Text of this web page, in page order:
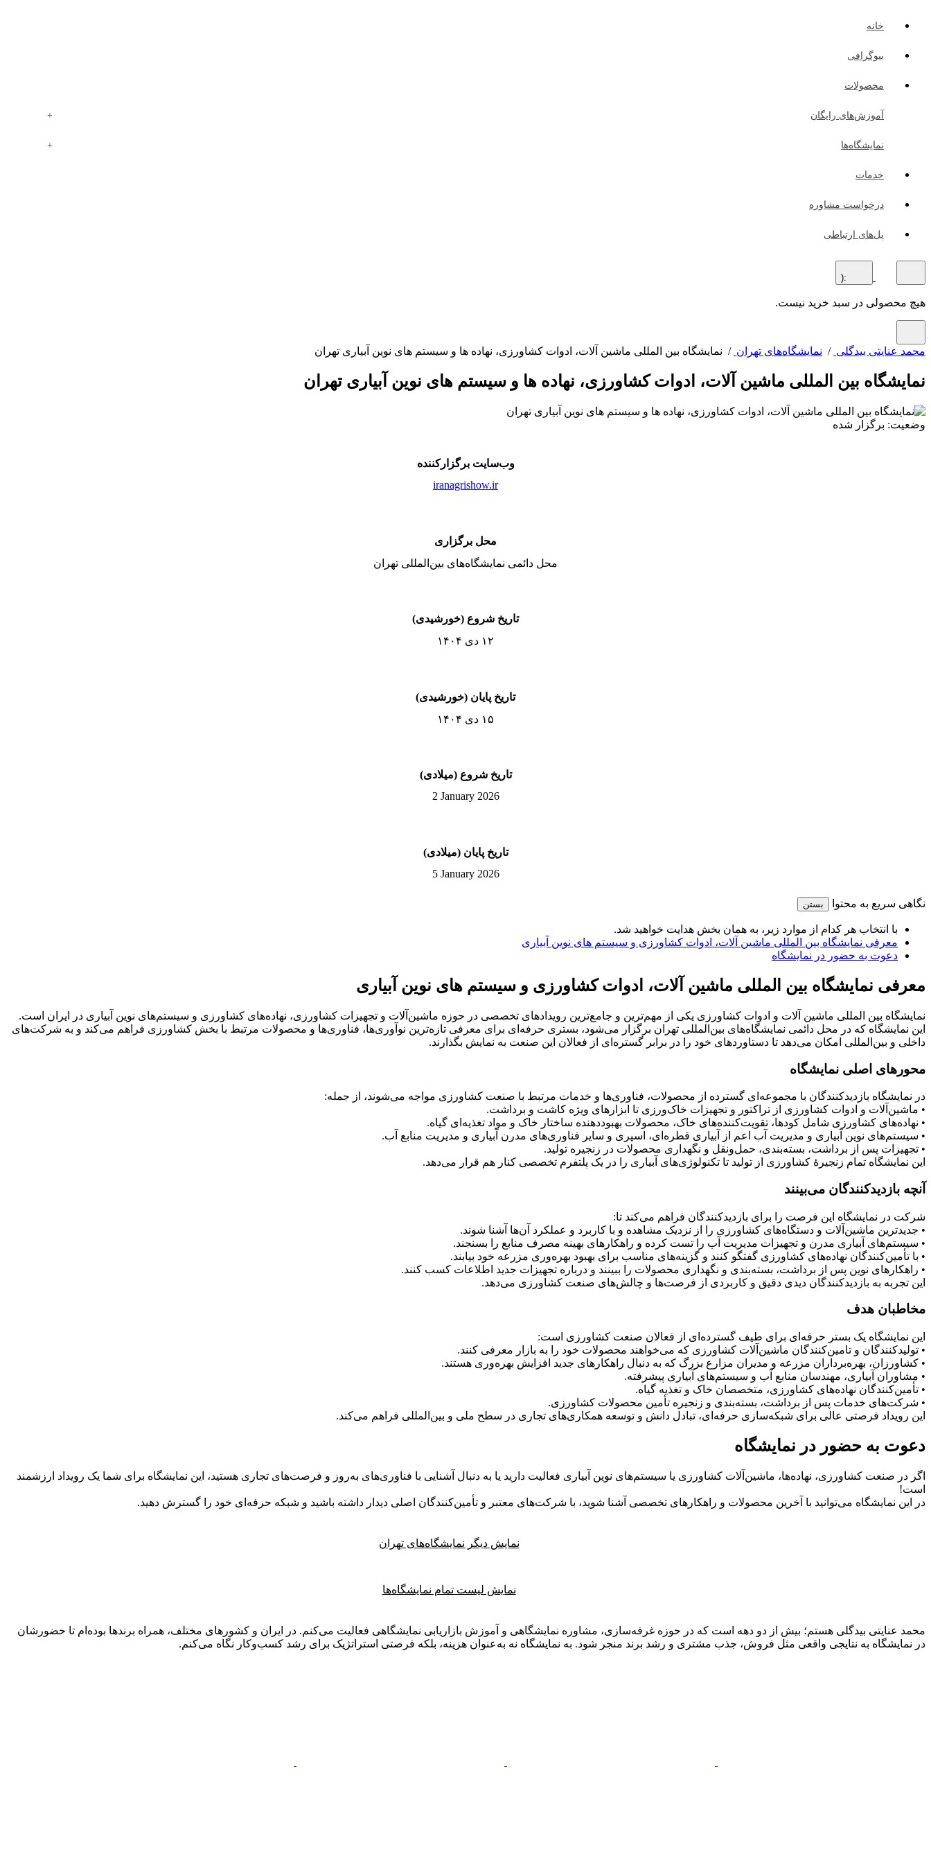
خانه
بیوگرافی
محصولات
آموزش‌های رایگان
نمایشگاه‌ها
خدمات
درخواست مشاوره
پل‌های ارتباطی
:(
هیچ محصولی در سبد خرید نیست.
محمد عنایتی بیدگلی / نمایشگاه‌های تهران / نمایشگاه بین المللی ماشین آلات، ادوات کشاورزی، نهاده ها و سیستم های نوین آبیاری تهران
نمایشگاه بین المللی ماشین آلات، ادوات کشاورزی، نهاده ها و سیستم های نوین آبیاری تهران
وضعیت: برگزار شده
وب‌سایت برگزارکننده
iranagrishow.ir
محل برگزاری
محل دائمی نمایشگاه‌های بین‌المللی تهران
تاریخ شروع (خورشیدی)
۱۲ دی ۱۴۰۴
تاریخ پایان (خورشیدی)
۱۵ دی ۱۴۰۴
تاریخ شروع (میلادی)
2 January 2026
تاریخ پایان (میلادی)
5 January 2026
نگاهی سریع به محتوا بستن
با انتخاب هر کدام از موارد زیر، به همان بخش هدایت خواهید شد.
معرفی نمایشگاه بین المللی ماشین آلات، ادوات کشاورزی و سیستم های نوین آبیاری
دعوت به حضور در نمایشگاه
معرفی نمایشگاه بین المللی ماشین آلات، ادوات کشاورزی و سیستم های نوین آبیاری
نمایشگاه بین المللی ماشین آلات و ادوات کشاورزی یکی از مهم‌ترین و جامع‌ترین رویدادهای تخصصی در حوزه ماشین‌آلات و تجهیزات کشاورزی، نهاده‌های کشاورزی و سیستم‌های نوین آبیاری در ایران است.
این نمایشگاه که در محل دائمی نمایشگاه‌های بین‌المللی تهران برگزار می‌شود، بستری حرفه‌ای برای معرفی تازه‌ترین نوآوری‌ها، فناوری‌ها و محصولات مرتبط با بخش کشاورزی فراهم می‌کند و به شرکت‌های
داخلی و بین‌المللی امکان می‌دهد تا دستاوردهای خود را در برابر گستره‌ای از فعالان این صنعت به نمایش بگذارند.
محورهای اصلی نمایشگاه
در نمایشگاه بازدیدکنندگان با مجموعه‌ای گسترده از محصولات، فناوری‌ها و خدمات مرتبط با صنعت کشاورزی مواجه می‌شوند، از جمله:
• ماشین‌آلات و ادوات کشاورزی از تراکتور و تجهیزات خاک‌ورزی تا ابزارهای ویژه کاشت و برداشت.
• نهاده‌های کشاورزی شامل کودها، تقویت‌کننده‌های خاک، محصولات بهبوددهنده ساختار خاک و مواد تغذیه‌ای گیاه.
• سیستم‌های نوین آبیاری و مدیریت آب اعم از آبیاری قطره‌ای، اسپری و سایر فناوری‌های مدرن آبیاری و مدیریت منابع آب.
• تجهیزات پس از برداشت، بسته‌بندی، حمل‌ونقل و نگهداری محصولات در زنجیره تولید.
این نمایشگاه تمام زنجیرهٔ کشاورزی از تولید تا تکنولوژی‌های آبیاری را در یک پلتفرم تخصصی کنار هم قرار می‌دهد.
آنچه بازدیدکنندگان می‌بینند
شرکت در نمایشگاه این فرصت را برای بازدیدکنندگان فراهم می‌کند تا:
• جدیدترین ماشین‌آلات و دستگاه‌های کشاورزی را از نزدیک مشاهده و با کاربرد و عملکرد آن‌ها آشنا شوند.
• سیستم‌های آبیاری مدرن و تجهیزات مدیریت آب را تست کرده و راهکارهای بهینه مصرف منابع را بسنجند.
• با تأمین‌کنندگان نهاده‌های کشاورزی گفتگو کنند و گزینه‌های مناسب برای بهبود بهره‌وری مزرعه خود بیابند.
• راهکارهای نوین پس از برداشت، بسته‌بندی و نگهداری محصولات را ببینند و درباره تجهیزات جدید اطلاعات کسب کنند.
این تجربه به بازدیدکنندگان دیدی دقیق و کاربردی از فرصت‌ها و چالش‌های صنعت کشاورزی می‌دهد.
مخاطبان هدف
این نمایشگاه یک بستر حرفه‌ای برای طیف گسترده‌ای از فعالان صنعت کشاورزی است:
• تولیدکنندگان و تامین‌کنندگان ماشین‌آلات کشاورزی که می‌خواهند محصولات خود را به بازار معرفی کنند.
• کشاورزان، بهره‌برداران مزرعه و مدیران مزارع بزرگ که به دنبال راهکارهای جدید افزایش بهره‌وری هستند.
• مشاوران آبیاری، مهندسان منابع آب و سیستم‌های آبیاری پیشرفته.
• تأمین‌کنندگان نهاده‌های کشاورزی، متخصصان خاک و تغذیه گیاه.
• شرکت‌های خدمات پس از برداشت، بسته‌بندی و زنجیره تأمین محصولات کشاورزی.
این رویداد فرصتی عالی برای شبکه‌سازی حرفه‌ای، تبادل دانش و توسعه همکاری‌های تجاری در سطح ملی و بین‌المللی فراهم می‌کند.
دعوت به حضور در نمایشگاه
اگر در صنعت کشاورزی، نهاده‌ها، ماشین‌آلات کشاورزی یا سیستم‌های نوین آبیاری فعالیت دارید یا به دنبال آشنایی با فناوری‌های به‌روز و فرصت‌های تجاری هستید، این نمایشگاه برای شما یک رویداد ارزشمند
است!
در این نمایشگاه می‌توانید با آخرین محصولات و راهکارهای تخصصی آشنا شوید، با شرکت‌های معتبر و تأمین‌کنندگان اصلی دیدار داشته باشید و شبکه حرفه‌ای خود را گسترش دهید.
نمایش دیگر نمایشگاه‌های تهران
نمایش لیست تمام نمایشگاه‌ها
محمد عنایتی بیدگلی هستم؛ بیش از دو دهه است که در حوزه غرفه‌سازی، مشاوره نمایشگاهی و آموزش بازاریابی نمایشگاهی فعالیت می‌کنم. در ایران و کشورهای مختلف، همراه برندها بوده‌ام تا حضورشان
در نمایشگاه به نتایجی واقعی مثل فروش، جذب مشتری و رشد برند منجر شود. به نمایشگاه نه به‌عنوان هزینه، بلکه فرصتی استراتژیک برای رشد کسب‌وکار نگاه می‌کنم.